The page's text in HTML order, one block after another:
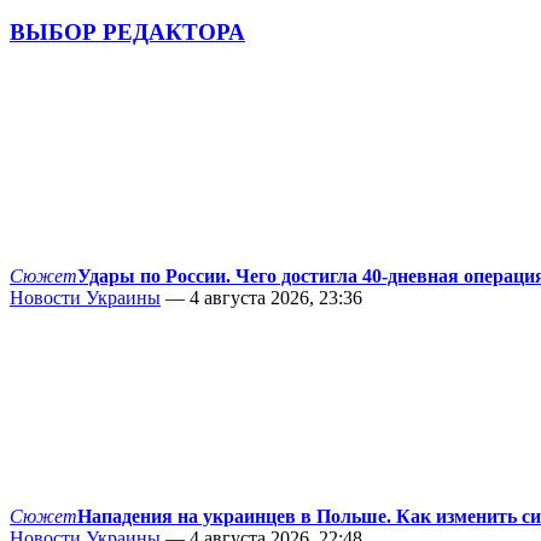
ВЫБОР РЕДАКТОРА
СюжетУдары по России. Чего достигла 40-дневная
Новости Украины — 4 августа 2026, 23:36
СюжетНападения на украинцев в Польше. Как изменить